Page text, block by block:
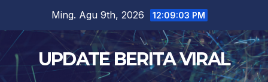
content
Ming. Agu 9th, 2026 12:09:04 PM
UPDATE BERITA VIRAL